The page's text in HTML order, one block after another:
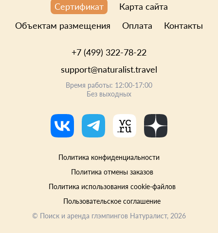
Сертификат
Карта сайта
Объектам размещения
Оплата Контакты
+7 (499) 322-78-22
support@naturalist.travel
Время работы: 12:00-17:00
Без выходных
Политика конфиденциальности
Политика отмены заказов
Политика использования cookie-файлов
Пользовательское соглашение
© Поиск и аренда глэмпингов Натуралист, 2026